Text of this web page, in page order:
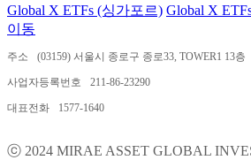
Global X ETFs (싱가포르) Global X
이동
주소 (03159) 서울시 종로구 종로33, TOWER1 13층
사업자등록번호 211-86-23290
대표전화 1577-1640
ⓒ 2024 MIRAE ASSET GLOBAL